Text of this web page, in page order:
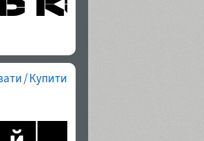
/ Купити